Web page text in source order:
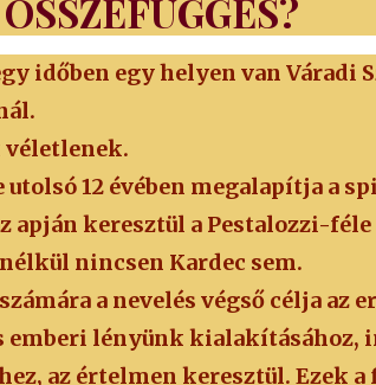
időben egy helyen van Váradi
véletlenek.
utolsó 12 évében megalapítja a
apján keresztül a Pestalozzi-
nincsen Kardec sem.
a nevelés végső célja
emberi lényünk
az értelmen keresztül.